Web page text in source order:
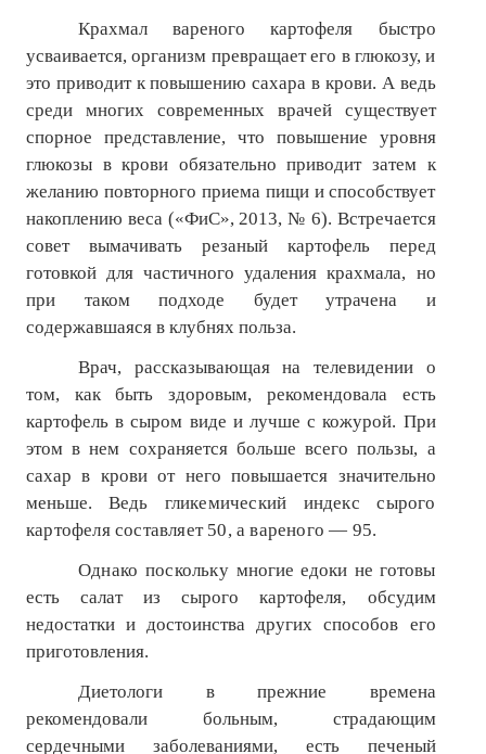
Крахмал вареного картофеля быстро
усваивается, организм превращает его в глюкозу, и
это приводит к повышению сахара в крови. А ведь
среди многих современных врачей существует
спорное представление, что повышение уровня
глюкозы в крови обязательно приводит затем к
желанию повторного приема пищи и способствует
накоплению веса («ФиС», 2013, № 6). Встречается
совет вымачивать резаный картофель перед
готовкой для частичного удаления крахмала, но
при таком подходе будет утрачена и
содержавшаяся в клубнях польза.
Врач, рассказывающая на телевидении о
том, как быть здоровым, рекомендовала есть
картофель в сыром виде и лучше с кожурой. При
этом в нем сохраняется больше всего пользы, а
сахар в крови от него повышается значительно
меньше. Ведь гликемический индекс сырого
картофеля составляет 50, а вареного — 95.
Однако поскольку многие едоки не готовы
есть салат из сырого картофеля, обсудим
недостатки и достоинства других способов его
приготовления.
Диетологи в прежние времена
рекомендовали больным, страдающим
сердечными заболеваниями, есть печеный